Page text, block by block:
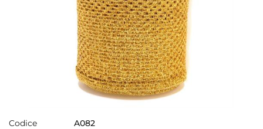
Codice
A082